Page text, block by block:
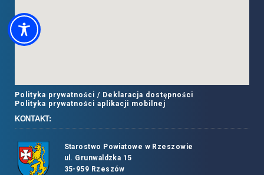
Polityka prywatności / Deklaracja dostępności
Polityka prywatności aplikacji mobilnej
KONTAKT:
Starostwo Powiatowe w Rzeszowie
ul. Grunwaldzka 15
35-959 Rzeszów